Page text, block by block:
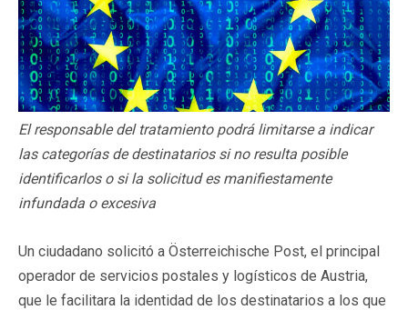
El responsable del tratamiento podrá limitarse a indicar
las categorías de destinatarios si no resulta posible
identificarlos o si la solicitud es manifiestamente
infundada o excesiva
Un ciudadano solicitó a Österreichische Post, el principal
operador de servicios postales y logísticos de Austria,
que le facilitara la identidad de los destinatarios a los que